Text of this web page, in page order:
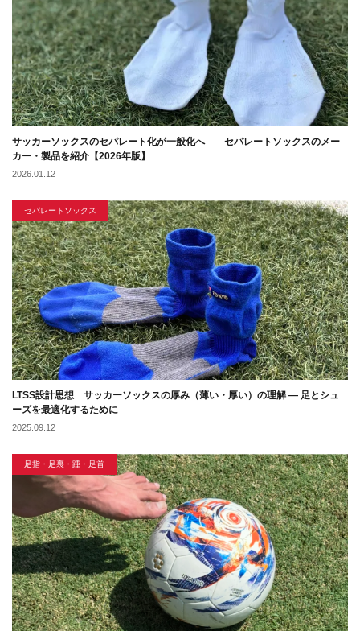
サッカーソックスのセパレート化が一般化へ ── セパレートソックスのメー
カー・製品を紹介【2026年版】
2026.01.12
セパレートソックス
LTSS設計思想 サッカーソックスの厚み（薄い・厚い）の理解 ― 足とシュ
ーズを最適化するために
2025.09.12
足指・足裏・踵・足首